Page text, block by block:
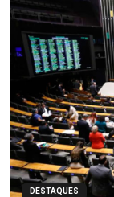
DESTAQUES